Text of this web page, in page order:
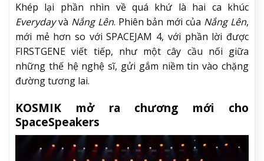
Khép lại phần nhìn về quá khứ là hai ca khúc
Everydayvà Nắng Lên. Phiên bản mới của Nắng Lên,
mới mẻ hơn so với SPACEJAM 4, với phần lời được
FIRSTGENE viết tiếp, như một cây cầu nối giữa
những thế hệ nghệ sĩ, gửi gắm niềm tin vào chặng
đường tương lai.
KOSMIK mở ra chương mới cho
SpaceSpeakers